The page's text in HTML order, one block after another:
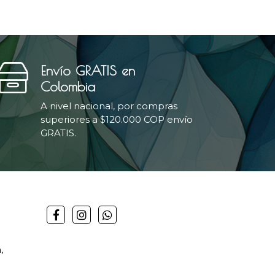
Envío GRATIS en
Colombia
A nivel nacional, por compras
superiores a $120.000 COP envío
GRATIS.